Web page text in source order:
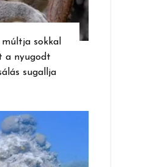
sokkal
a nyugodt
sugallja